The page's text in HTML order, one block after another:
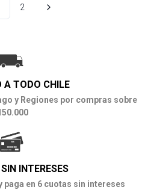
2
A TODO CHILE
y Regiones por compras sobre
INTERESES
paga en 6 cuotas sin intereses